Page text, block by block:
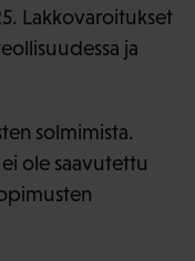
Lakkovaroitukset
ja
solmimista.
ole saavutettu